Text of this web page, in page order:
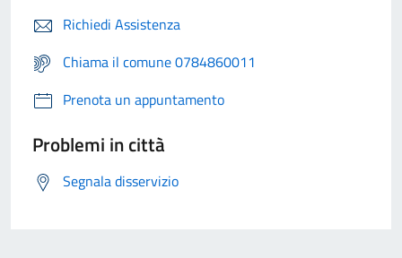
Richiedi Assistenza
Chiama il comune 0784860011
Prenota un appuntamento
Problemi in città
Segnala disservizio